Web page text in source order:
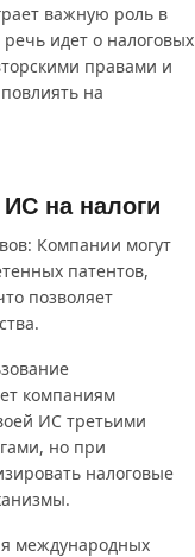
важную роль в
идет о налоговых
правами и
на
на налоги
Компании могут
патентов,
позволяет
компаниям
ИС третьими
но при
налоговые
международных